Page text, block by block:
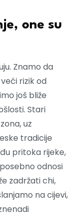
one su
Znamo da
rizik od
još bliže
Stari
uz
tradicije
pritoka rijeke,
odnosi
zadržati chi,
na cijevi,